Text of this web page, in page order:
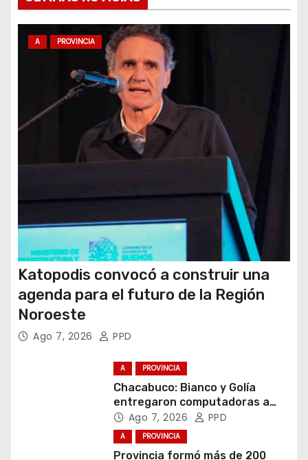
n
a
a
s
A PROVINCIA
Katopodis convocó a construir una
agenda para el futuro de la Región
Noroeste
Ago 7, 2026 PPD
A PROVINCIA
Chacabuco: Bianco y Golía
entregaron computadoras a
estudiantes
Ago 7, 2026 PPD
A PROVINCIA
Provincia formó más de 200